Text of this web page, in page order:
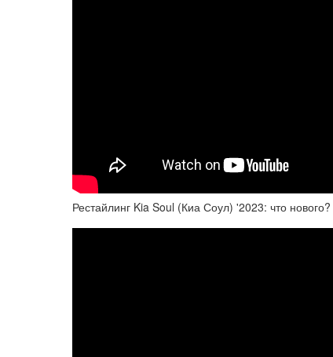
Рестайлинг Kia Soul (Киа Соул) '2023: что нового?